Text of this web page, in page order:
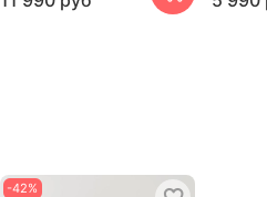
-42%